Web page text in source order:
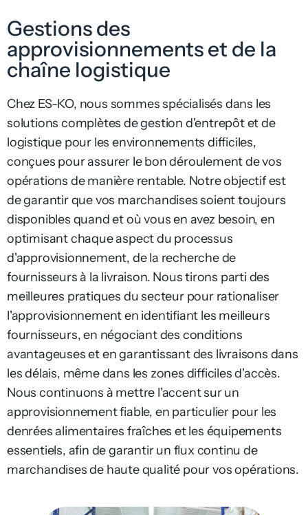
Gestions des
approvisionnements et de la
chaîne logistique
Chez ES-KO, nous sommes spécialisés dans les
solutions complètes de gestion d'entrepôt et de
logistique pour les environnements difficiles,
conçues pour assurer le bon déroulement de vos
opérations de manière rentable. Notre objectif est
de garantir que vos marchandises soient toujours
disponibles quand et où vous en avez besoin, en
optimisant chaque aspect du processus
d'approvisionnement, de la recherche de
fournisseurs à la livraison. Nous tirons parti des
meilleures pratiques du secteur pour rationaliser
l'approvisionnement en identifiant les meilleurs
fournisseurs, en négociant des conditions
avantageuses et en garantissant des livraisons dans
les délais, même dans les zones difficiles d'accès.
Nous continuons à mettre l'accent sur un
approvisionnement fiable, en particulier pour les
denrées alimentaires fraîches et les équipements
essentiels, afin de garantir un flux continu de
marchandises de haute qualité pour vos opérations.